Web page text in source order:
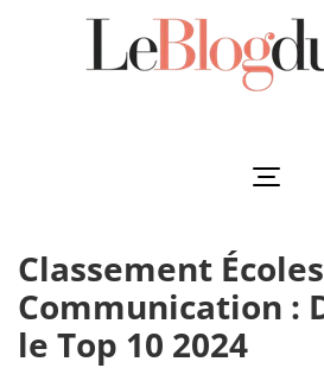
Classement
Communication :
le Top 10 2024